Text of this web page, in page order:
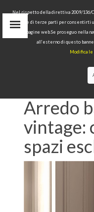
>>
Arredo
vintage:
spazi
Nel rispetto della direttiva 2009/136/
tecnici e di terze parti per consentirti
delle pagine web.Se proseguo nella
all’esterno di questo
Modifica